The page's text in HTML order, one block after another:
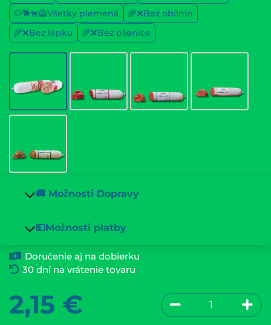
🐶🐕🐕‍🦺Všetky plemená
🌾❌Bez obilnín
🌾❌Bez lepku
🌾❌Bez pšenice
🚚 Možnosti Dopravy
💵Možnosti platby
Doručenie aj na dobierku
30 dní na vrátenie tovaru
2,15 €